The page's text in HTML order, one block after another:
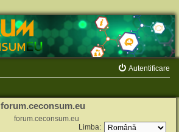
Autentificare
forum.ceconsum.eu
forum.ceconsum.eu
Limba: